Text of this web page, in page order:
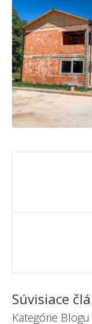
Súvisiace
Kategórie Blogu